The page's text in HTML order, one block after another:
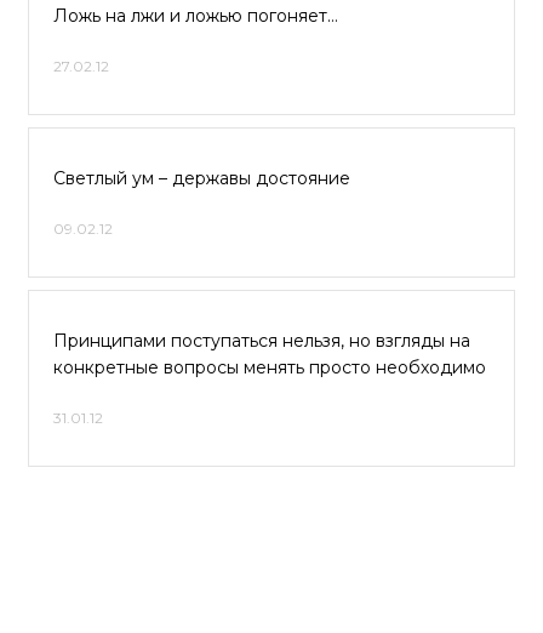
Ложь на лжи и ложью погоняет…
27.02.12
Светлый ум – державы достояние
09.02.12
Принципами поступаться нельзя, но взгляды на
конкретные вопросы менять просто необходимо
31.01.12